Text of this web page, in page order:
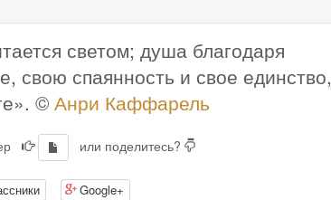
светом; душа благодаря
свою спаянность и свое единство,
©Анри Каффарель
или поделитесь?
Google+